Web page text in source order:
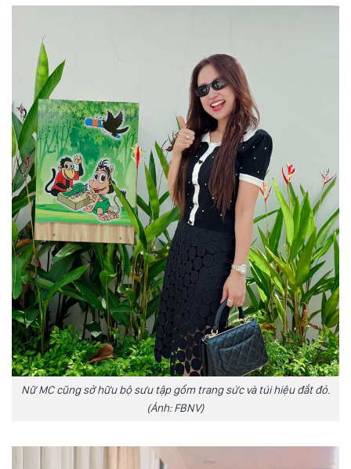
Nữ MC cũng sở hữu bộ sưu tập gồm trang sức và túi hiệu đắt đỏ.
(Ảnh: FBNV)